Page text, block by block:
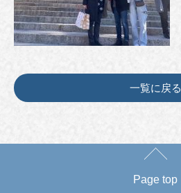
一覧に戻る
Page top